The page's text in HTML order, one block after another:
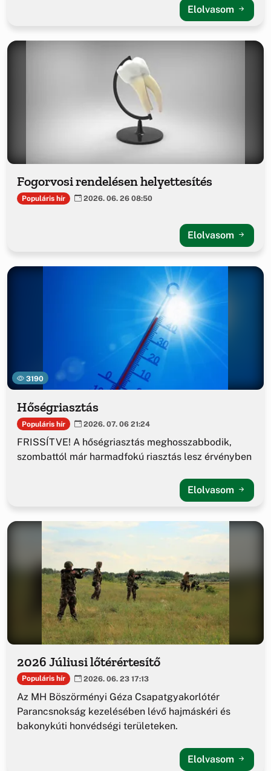
Elolvasom
Fogorvosi rendelésen helyettesítés
Populáris hír 2026. 06. 26 08:50
Elolvasom
3190
Hőségriasztás
Populáris hír 2026. 07. 06 21:24
FRISSÍTVE! A hőségriasztás meghosszabbodik,
szombattól már harmadfokú riasztás lesz érvényben
Elolvasom
2026 Júliusi lőtérértesítő
Populáris hír 2026. 06. 23 17:13
Az MH Böszörményi Géza Csapatgyakorlótér
Parancsnokság kezelésében lévő hajmáskéri és
bakonykúti honvédségi területeken.
Elolvasom